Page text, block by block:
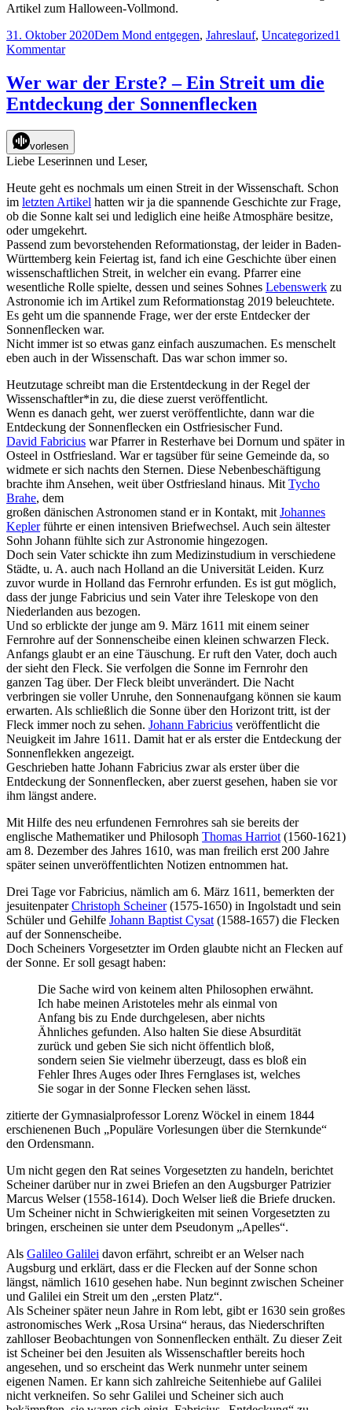
Artikel zum Halloween-Vollmond.
Veröffentlicht
am
31. Oktober 2020Kategorien
Dem Mond entgegen, Jahreslauf, Uncategorized1
Kommentarzu
Vollmond
an
Halloween
Wer war der Erste? – Ein Streit um die
Entdeckung der Sonnenflecken
vorlesen
Liebe Leserinnen und Leser,
Heute geht es nochmals um einen Streit in der Wissenschaft. Schon
im letzten Artikel hatten wir ja die spannende Geschichte zur Frage,
ob die Sonne kalt sei und lediglich eine heiße Atmosphäre besitze,
oder umgekehrt.
Passend zum bevorstehenden Reformationstag, der leider in Baden-
Württemberg kein Feiertag ist, fand ich eine Geschichte über einen
wissenschaftlichen Streit, in welcher ein evang. Pfarrer eine
wesentliche Rolle spielte, dessen und seines Sohnes Lebenswerk zu
Astronomie ich im Artikel zum Reformationstag 2019 beleuchtete.
Es geht um die spannende Frage, wer der erste Entdecker der
Sonnenflecken war.
Nicht immer ist so etwas ganz einfach auszumachen. Es menschelt
eben auch in der Wissenschaft. Das war schon immer so.
Heutzutage schreibt man die Erstentdeckung in der Regel der
Wissenschaftler*in zu, die diese zuerst veröffentlicht.
Wenn es danach geht, wer zuerst veröffentlichte, dann war die
Entdeckung der Sonnenflecken ein Ostfriesischer Fund.
David Fabricius war Pfarrer in Resterhave bei Dornum und später in
Osteel in Ostfriesland. War er tagsüber für seine Gemeinde da, so
widmete er sich nachts den Sternen. Diese Nebenbeschäftigung
brachte ihm Ansehen, weit über Ostfriesland hinaus. MitTycho
Brahe, dem
großen dänischen Astronomen stand er in Kontakt, mitJohannes
Keplerführte er einen intensiven Briefwechsel. Auch sein ältester
Sohn Johann fühlte sich zur Astronomie hingezogen.
Doch sein Vater schickte ihn zum Medizinstudium in verschiedene
Städte, u. A. auch nach Holland an die Universität Leiden. Kurz
zuvor wurde in Holland das Fernrohr erfunden. Es ist gut möglich,
dass der junge Fabricius und sein Vater ihre Teleskope von den
Niederlanden aus bezogen.
Und so erblickte der junge am 9. März 1611 mit einem seiner
Fernrohre auf der Sonnenscheibe einen kleinen schwarzen Fleck.
Anfangs glaubt er an eine Täuschung. Er ruft den Vater, doch auch
der sieht den Fleck. Sie verfolgen die Sonne im Fernrohr den
ganzen Tag über. Der Fleck bleibt unverändert. Die Nacht
verbringen sie voller Unruhe, den Sonnenaufgang können sie kaum
erwarten. Als schließlich die Sonne über den Horizont tritt, ist der
Fleck immer noch zu sehen. Johann Fabricius veröffentlicht die
Neuigkeit im Jahre 1611. Damit hat er als erster die Entdeckung der
Sonnenflekken angezeigt.
Geschrieben hatte Johann Fabricius zwar als erster über die
Entdeckung der Sonnenflecken, aber zuerst gesehen, haben sie vor
ihm längst andere.
Mit Hilfe des neu erfundenen Fernrohres sah sie bereits der
englische Mathematiker und Philosoph Thomas Harriot(1560-1621)
am 8. Dezember des Jahres 1610, was man freilich erst 200 Jahre
später seinen unveröffentlichten Notizen entnommen hat.
Drei Tage vor Fabricius, nämlich am 6. März 1611, bemerkten der
jesuitenpaterChristoph Scheiner(1575-1650) in Ingolstadt und sein
Schüler und Gehilfe Johann Baptist Cysat(1588-1657) die Flecken
auf der Sonnenscheibe.
Doch Scheiners Vorgesetzter im Orden glaubte nicht an Flecken auf
der Sonne. Er soll gesagt haben:
Die Sache wird von keinem alten Philosophen erwähnt.
Ich habe meinen Aristoteles mehr als einmal von
Anfang bis zu Ende durchgelesen, aber nichts
Ähnliches gefunden. Also halten Sie diese Absurdität
zurück und geben Sie sich nicht öffentlich bloß,
sondern seien Sie vielmehr überzeugt, dass es bloß ein
Fehler Ihres Auges oder Ihres Fernglases ist, welches
Sie sogar in der Sonne Flecken sehen lässt.
zitierte der Gymnasialprofessor Lorenz Wöckel in einem 1844
erschienenen Buch „Populäre Vorlesungen über die Sternkunde“
den Ordensmann.
Um nicht gegen den Rat seines Vorgesetzten zu handeln, berichtet
Scheiner darüber nur in zwei Briefen an den Augsburger Patrizier
Marcus Welser (1558-1614). Doch Welser ließ die Briefe drucken.
Um Scheiner nicht in Schwierigkeiten mit seinen Vorgesetzten zu
bringen, erscheinen sie unter dem Pseudonym „Apelles“.
Als Galileo Galilei davon erfährt, schreibt er an Welser nach
Augsburg und erklärt, dass er die Flecken auf der Sonne schon
längst, nämlich 1610 gesehen habe. Nun beginnt zwischen Scheiner
und Galilei ein Streit um den „ersten Platz“.
Als Scheiner später neun Jahre in Rom lebt, gibt er 1630 sein großes
astronomisches Werk „Rosa Ursina“ heraus, das Niederschriften
zahlloser Beobachtungen von Sonnenflecken enthält. Zu dieser Zeit
ist Scheiner bei den Jesuiten als Wissenschaftler bereits hoch
angesehen, und so erscheint das Werk nunmehr unter seinem
eigenen Namen. Er kann sich zahlreiche Seitenhiebe auf Galilei
nicht verkneifen. So sehr Galilei und Scheiner sich auch